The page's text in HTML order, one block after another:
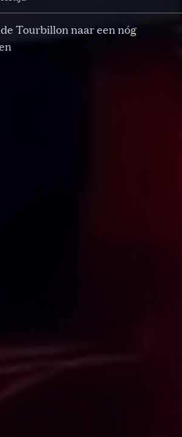
Tourbillon naar een nóg